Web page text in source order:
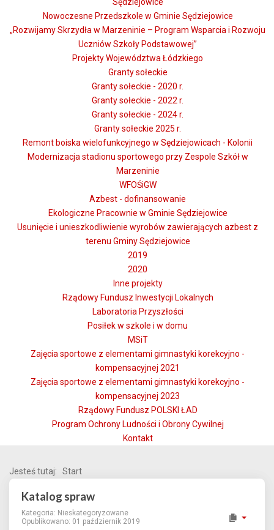
Sędziejowice
Nowoczesne Przedszkole w Gminie Sędziejowice
„Rozwijamy Skrzydła w Marzeninie – Program Wsparcia i Rozwoju
Uczniów Szkoły Podstawowej”
Projekty Województwa Łódzkiego
Granty sołeckie
Granty sołeckie - 2020 r.
Granty sołeckie - 2022 r.
Granty sołeckie - 2024 r.
Granty sołeckie 2025 r.
Remont boiska wielofunkcyjnego w Sędziejowicach - Kolonii
Modernizacja stadionu sportowego przy Zespole Szkół w
Marzeninie
WFOŚiGW
Azbest - dofinansowanie
Ekologiczne Pracownie w Gminie Sędziejowice
Usunięcie i unieszkodliwienie wyrobów zawierających azbest z
terenu Gminy Sędziejowice
2019
2020
Inne projekty
Rządowy Fundusz Inwestycji Lokalnych
Laboratoria Przyszłości
Posiłek w szkole i w domu
MSiT
Zajęcia sportowe z elementami gimnastyki korekcyjno -
kompensacyjnej 2021
Zajęcia sportowe z elementami gimnastyki korekcyjno -
kompensacyjnej 2023
Rządowy Fundusz POLSKI ŁAD
Program Ochrony Ludności i Obrony Cywilnej
Kontakt
Jesteś tutaj: Start
Katalog spraw
Kategoria: Nieskategoryzowane
Opublikowano: 01 październik 2019